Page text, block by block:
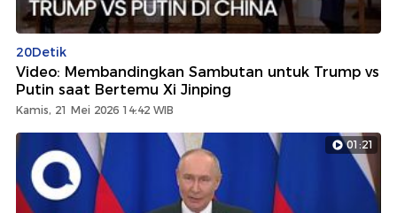
20Detik
Video: Membandingkan Sambutan untuk Trump vs
Putin saat Bertemu Xi Jinping
Kamis, 21 Mei 2026 14:42 WIB
01:21